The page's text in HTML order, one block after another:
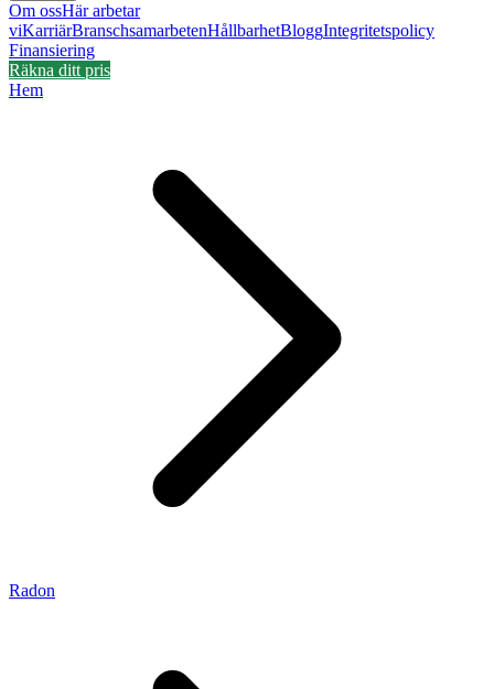
Om ossHär arbetar
viKarriärBranschsamarbetenHållbarhetBloggIntegritetspolicy
Finansiering
Räkna ditt pris
Hem
Radon